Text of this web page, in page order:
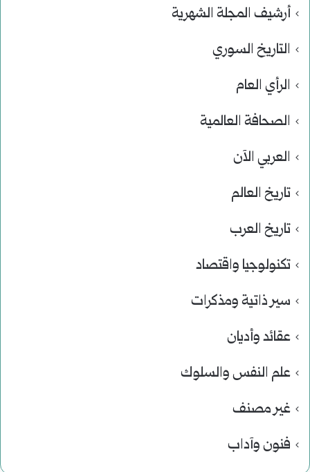
أرشيف المجلة الشهرية
التاريخ السوري
الرأي العام
الصحافة العالمية
العربي الآن
تاريخ العالم
تاريخ العرب
تكنولوجيا واقتصاد
سير ذاتية ومذكرات
عقائد وأديان
علم النفس والسلوك
غير مصنف
فنون وآداب